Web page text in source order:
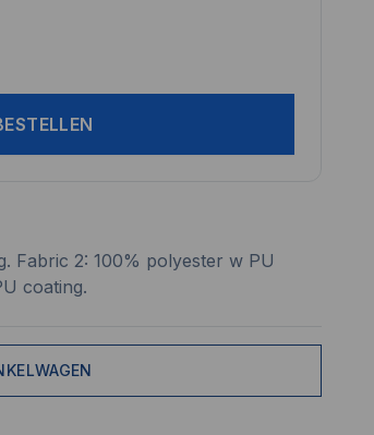
Fabric 2: 100% polyester w PU
coating.